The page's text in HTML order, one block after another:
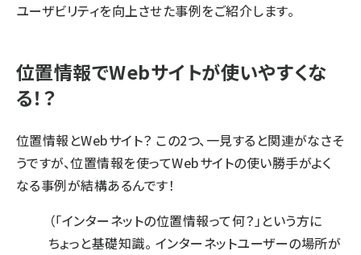
ユーザビリティを向上させた事例をご紹介します。
位置情報でWebサイトが使いやすくな
る！？
位置情報とWebサイト？ この2つ、一見すると関連がなさそ
うですが、位置情報を使ってWebサイトの使い勝手がよく
なる事例が結構あるんです！
（「インターネットの位置情報って何？」という方に
ちょっと基礎知識。 インターネットユーザーの場所が